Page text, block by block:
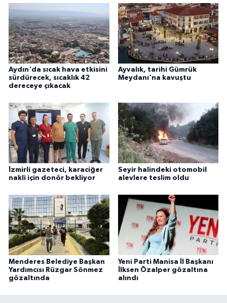
Aydın'da sıcak hava etkisini
sürdürecek, sıcaklık 42
dereceye çıkacak
Ayvalık, tarihi Gümrük
Meydanı'na kavuştu
İzmirli gazeteci, karaciğer
nakli için donör bekliyor
Seyir halindeki otomobil
alevlere teslim oldu
Menderes Belediye Başkan
Yardımcısı Rüzgar Sönmez
gözaltında
Yeni Parti Manisa İl Başkanı
İlksen Özalper gözaltına
alındı